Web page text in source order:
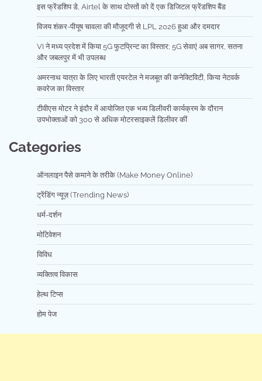
इस फ्रेंडशिप डे, Airtel के साथ दोस्तों को दें एक डिजिटल फ्रेंडशिप बैंड
विजय शंकर-पीयूष चावला की मौजूदगी से LPL 2026 हुआ और दमदार
VI ने मध्य प्रदेश में किया 5G फुटप्रिन्ट का विस्तार; 5G सेवाएं अब सागर, सतना
और जबलपुर में भी उपलब्ध
अमरनाथ यात्रा के लिए भारती एयरटेल ने मजबूत की कनेक्टिविटी, किया नेटवर्क
कवरेज का विस्तार
टीवीएस मोटर ने इंदौर में आयोजित एक भव्य डिलीवरी कार्यक्रम के दौरान
उपभोक्ताओं को 300 से अधिक मोटरसाइकलें डिलीवर कीं
Categories
ऑनलाइन पैसे कमाने के तरीके (Make Money Online)
ट्रेंडिंग न्यूज़ (Trending News)
धर्म-दर्शन
मोटिवेशन
विविध
व्यक्तित्व विकास
हेल्थ टिप्स
होम पेज